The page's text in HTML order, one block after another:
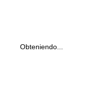
Obteniendo...